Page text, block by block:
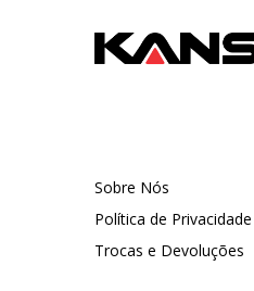
Sobre Nós
Política de Privacidade
Trocas e Devoluções